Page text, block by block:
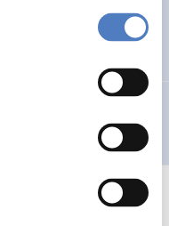
F&E-Mittel